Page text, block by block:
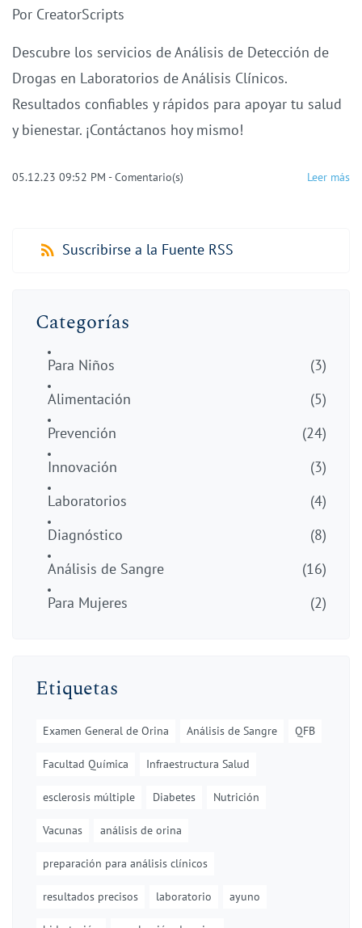
Por CreatorScripts
Descubre los servicios de Análisis de Detección de
Drogas en Laboratorios de Análisis Clínicos.
Resultados confiables y rápidos para apoyar tu salud
y bienestar. ¡Contáctanos hoy mismo!
05.12.23 09:52 PM -Comentario(s) Leer más
Suscribirse a la Fuente RSS
Categorías
Para Niños
(3)
Alimentación
(5)
Prevención
(24)
Innovación
(3)
Laboratorios
(4)
Diagnóstico
(8)
Análisis de Sangre
(16)
Para Mujeres
(2)
Etiquetas
Examen General de Orina Análisis de Sangre QFB
Facultad Química Infraestructura Salud
esclerosis múltiple Diabetes Nutrición
Vacunas análisis de orina
preparación para análisis clínicos
resultados precisos laboratorio ayuno